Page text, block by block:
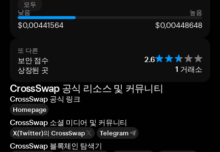
모두
낮음
높음
$0,00441564 $0,00448648
또 다른
보안 점수 2.6
상장된 곳 1 거래소
CrossSwap 공식 리소스 및 커뮤니티
CrossSwap 공식 링크
Homepage
CrossSwap 소셜 미디어 및 커뮤니티
X(Twitter)의 CrossSwap Telegram
CrossSwap 블록체인 탐색기